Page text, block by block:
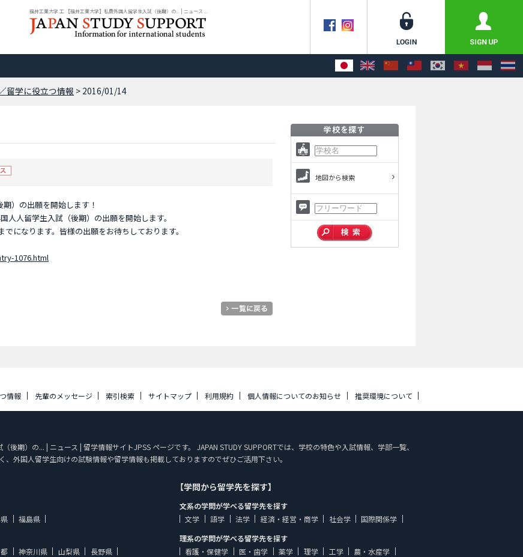
福井工業大学 工 【福井工業大学】私費外国人留学生入試（後期）の... | ニュース ...
留学に役立つ情報 > 2016/01/14
）の出願を開始します！
人留学生入試（後期）の出願を開始します。
になります。皆様の出願をお待ちしております。
1076.html
地図から検索
情報 先輩のメッセージ 索引検索 サイトマップ 利用規約 個人情報についてのお知らせ 推奨環境について
期）の... | ニュース | 留学情報サイトJPSS ページです。 JAPAN STUDY SUPPORTでは、学校の特色や入試情報、学部一覧、
外国人留学生向けの試験情報や留学情報も掲載しておりますのでぜひご活用下さい。
福島県
神奈川県 山梨県
長野県
【学問から留学先を探す】
文系の学問が学べる留学先を探す
文学
語学 法学 経済・経営・商学 社会学
国際関係学
理系の学問が学べる留学先を探す
看護・保健学
医・歯学 薬学 理学 工学
農・水産学